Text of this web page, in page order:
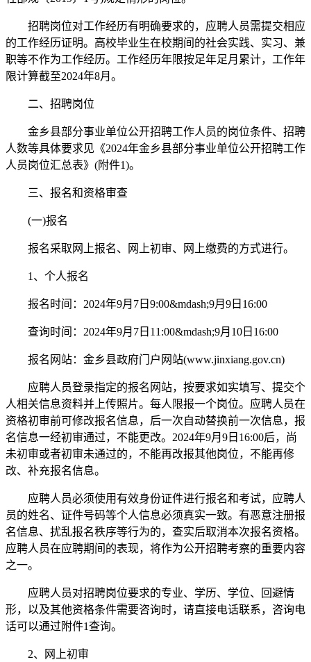
招聘岗位对工作经历有明确要求的，应聘人员需提交相应
的工作经历证明。高校毕业生在校期间的社会实践、实习、兼
职等不作为工作经历。工作经历年限按足年足月累计，工作年
限计算截至2024年8月。
二、招聘岗位
金乡县部分事业单位公开招聘工作人员的岗位条件、招聘
人数等具体要求见《2024年金乡县部分事业单位公开招聘工作
人员岗位汇总表》(附件1)。
三、报名和资格审查
(一)报名
报名采取网上报名、网上初审、网上缴费的方式进行。
1、个人报名
报名时间：2024年9月7日9:00&mdash;9月9日16:00
查询时间：2024年9月7日11:00&mdash;9月10日16:00
报名网站：金乡县政府门户网站(www.jinxiang.gov.cn)
应聘人员登录指定的报名网站，按要求如实填写、提交个
人相关信息资料并上传照片。每人限报一个岗位。应聘人员在
资格初审前可修改报名信息，后一次自动替换前一次信息，报
名信息一经初审通过，不能更改。2024年9月9日16:00后，尚
未初审或者初审未通过的，不能再改报其他岗位，不能再修
改、补充报名信息。
应聘人员必须使用有效身份证件进行报名和考试，应聘人
员的姓名、证件号码等个人信息必须真实一致。有恶意注册报
名信息、扰乱报名秩序等行为的，查实后取消本次报名资格。
应聘人员在应聘期间的表现，将作为公开招聘考察的重要内容
之一。
应聘人员对招聘岗位要求的专业、学历、学位、回避情
形，以及其他资格条件需要咨询时，请直接电话联系，咨询电
话可以通过附件1查询。
2、网上初审